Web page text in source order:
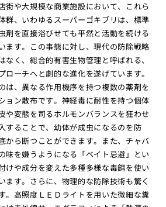
街や大規模な商業施設において、これら
群、いわゆるスーパーゴキブリは、標準
剤を直接浴びせても平然と活動を続ける
ます。この事態に対し、現代の防除戦略
なく、総合的有害生物管理と呼ばれる、
ローチへと劇的な進化を遂げています。
は、異なる作用機序を持つ複数の薬剤を
ョン散布です。神経毒に耐性を持つ個体
や変態を司るホルモンバランスを狂わせ
することで、幼体が成虫になるのを防
から断つことができます。また、チャバ
味を嫌うようになる「ベイト忌避」とい
けや成分を変えた多種多様な毒餌を使い
ます。さらに、物理的な防除技術も驚く
。高照度ＬＥＤライトを用いた微細な糞